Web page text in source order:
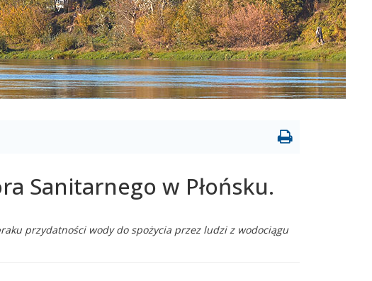
Sanitarnego w Płońsku.
przydatności wody do spożycia przez ludzi z wodociągu